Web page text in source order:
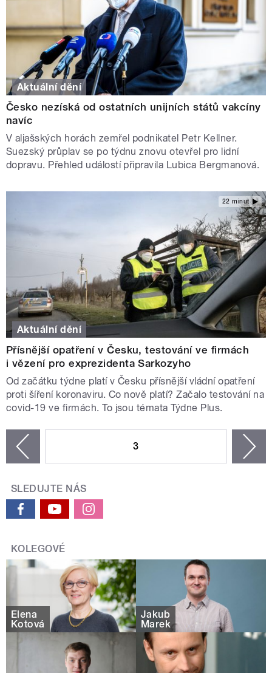
Aktuální dění
Česko nezíská od ostatních unijních států vakcíny
navíc
V aljašských horách zemřel podnikatel Petr Kellner.
Suezský průplav se po týdnu znovu otevřel pro lidní
dopravu. Přehled událostí připravila Lubica Bergmanová.
22 minut
Aktuální dění
Přísnější opatření v Česku, testování ve firmách
i vězení pro exprezidenta Sarkozyho
Od začátku týdne platí v Česku přísnější vládní opatření
proti šíření koronaviru. Co nově platí? Začalo testování na
covid-19 ve firmách. To jsou témata Týdne Plus.
3
SLEDUJTE NÁS
KOLEGOVÉ
Elena
Kotová
Jakub
Marek